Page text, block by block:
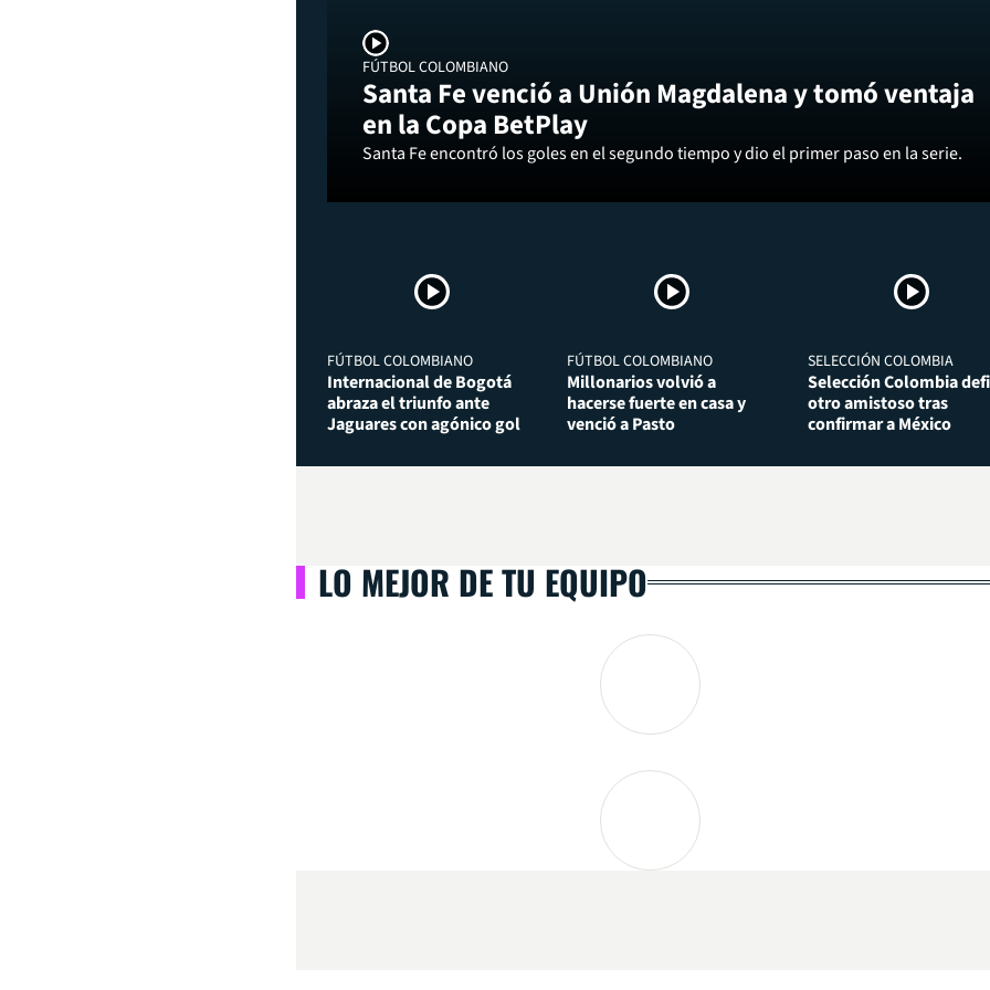
FÚTBOL COLOMBIANO
Santa Fe venció a Unión Magdalena y tomó ventaja
en la Copa BetPlay
Santa Fe encontró los goles en el segundo tiempo y dio el primer paso en la serie.
FÚTBOL COLOMBIANO
Internacional de Bogotá
abraza el triunfo ante
Jaguares con agónico gol
FÚTBOL COLOMBIANO
Millonarios volvió a
hacerse fuerte en casa y
venció a Pasto
SELECCIÓN COLOMBIA
Selección Colombia
otro amistoso tras
confirmar a México
LO MEJOR DE TU EQUIPO